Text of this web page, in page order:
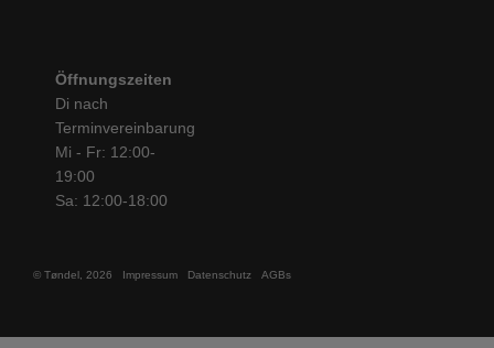
Öffnungszeiten
Di nach
Terminvereinbarung
Mi - Fr: 12:00-
19:00
Sa: 12:00-18:00
© Tøndel, 2026 Impressum Datenschutz AGBs